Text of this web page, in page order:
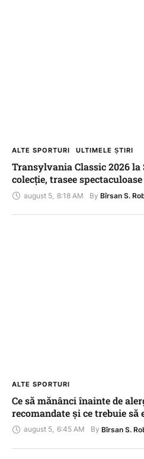
ALTE SPORTURI ULTIMELE ȘTIRI
Transylvania Classic 2026 la
colecție, trasee
august 5 8:18 AM By Bîrsan S.
ALTE SPORTURI
Ce să mănânci înainte de
recomandate și ce trebuie să
august 5, 6:45 AM By Bîrsan S.